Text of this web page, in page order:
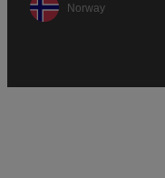
Norway